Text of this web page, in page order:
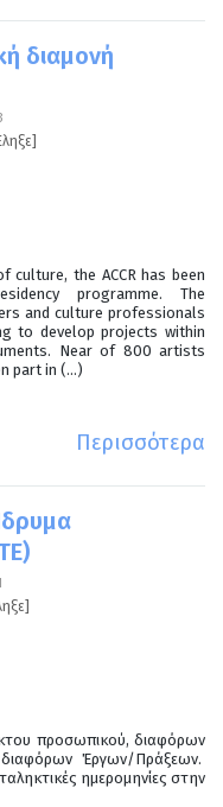
διαμονή
the ACCR has been
programme. The
and culture professionals
to develop projects within
Near of 800 artists
part in (...)
Περισσότερα
προσωπικού, διαφόρων
διαφόρων Έργων/Πράξεων.
ημερομηνίες στην